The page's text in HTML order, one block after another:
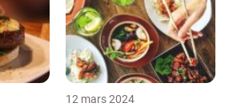
12 mars 2024